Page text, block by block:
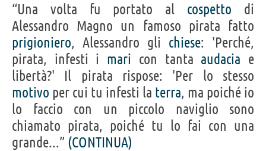
“Una volta fu portato al cospetto di
Alessandro Magno un famoso pirata fatto
prigioniero, Alessandro gli chiese: 'Perché,
pirata, infesti i mari con tanta audacia e
libertà?' Il pirata rispose: 'Per lo stesso
motivo per cui tu infesti la terra, ma poiché io
lo faccio con un piccolo naviglio sono
chiamato pirata, poiché tu lo fai con una
grande...” (CONTINUA)